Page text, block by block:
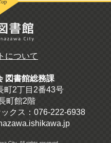
について
図書館総務課
町2丁目2番43号
町館2階
クス：076-222-6938